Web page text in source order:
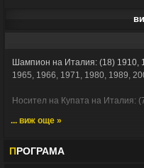
Шампион на Италия: (18) 1910,
1965, 1966, 1971, 1980, 1989,
Носител на Купата на Италия:
... виж още »
ПРОГРАМА